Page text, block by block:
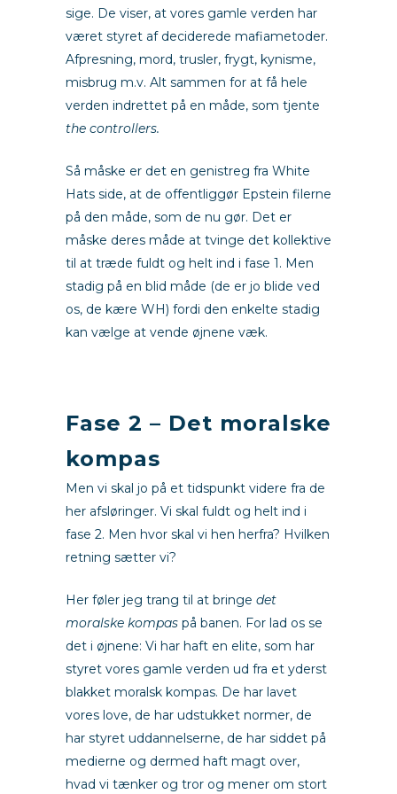
sige. De viser, at vores gamle verden har
været styret af deciderede mafiametoder.
Afpresning, mord, trusler, frygt, kynisme,
misbrug m.v. Alt sammen for at få hele
verden indrettet på en måde, som tjente
the controllers.
Så måske er det en genistreg fra White
Hats side, at de offentliggør Epstein filerne
på den måde, som de nu gør. Det er
måske deres måde at tvinge det kollektive
til at træde fuldt og helt ind i fase 1. Men
stadig på en blid måde (de er jo blide ved
os, de kære WH) fordi den enkelte stadig
kan vælge at vende øjnene væk.
Fase 2 – Det moralske
kompas
Men vi skal jo på et tidspunkt videre fra de
her afsløringer. Vi skal fuldt og helt ind i
fase 2. Men hvor skal vi hen herfra? Hvilken
retning sætter vi?
Her føler jeg trang til at bringe det
moralske kompas på banen. For lad os se
det i øjnene: Vi har haft en elite, som har
styret vores gamle verden ud fra et yderst
blakket moralsk kompas. De har lavet
vores love, de har udstukket normer, de
har styret uddannelserne, de har siddet på
medierne og dermed haft magt over,
hvad vi tænker og tror og mener om stort